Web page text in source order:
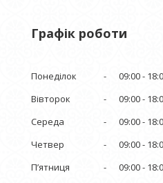
Графік роботи
Понеділок 09:00
Вівторок
09:00
Середа
09:00
Четвер
09:00
Пʼятниця
09:00